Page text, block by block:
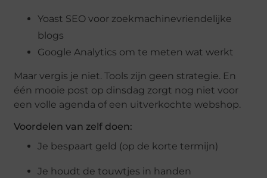
Yoast SEO voor zoekmachinevriendelijke
blogs
Google Analytics om te meten wat werkt
Maar vergis je niet. Tools zijn geen strategie. En
één mooie post op dinsdag zorgt nog niet voor
een volle agenda of een uitverkochte webshop.
Voordelen van zelf doen:
Je bespaart geld (op de korte termijn)
Je houdt de touwtjes in handen